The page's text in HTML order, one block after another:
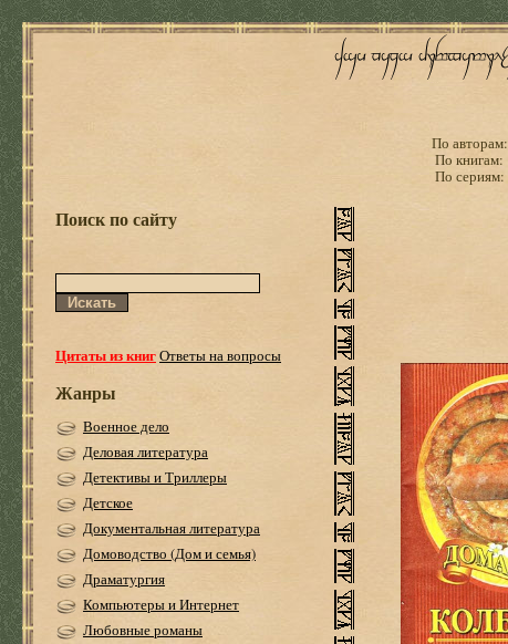
По авторам:
По книгам:
По сериям:
Поиск по сайту
Цитаты из книгОтветы на вопросы
Жанры
Военное дело
Деловая литература
Детективы и Триллеры
Детское
Документальная литература
Домоводство (Дом и семья)
Драматургия
Компьютеры и Интернет
Любовные романы